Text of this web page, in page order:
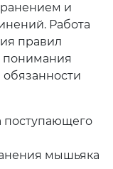
и
Работа
правил
понимания
поступающего
мышьяка